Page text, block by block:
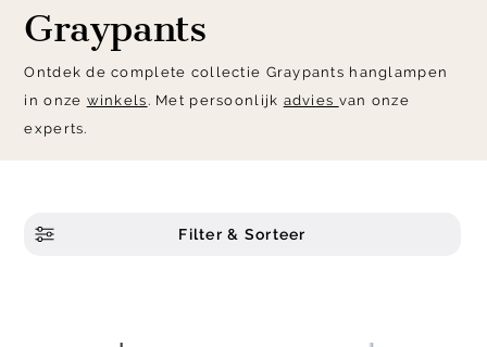
Graypants
Ontdek de complete collectie Graypants hanglampen
in onze winkels . Met persoonlijk advies van onze
experts.
Filter & Sorteer